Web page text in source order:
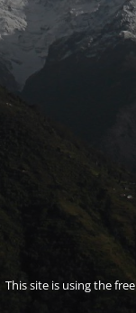
This site is using the free